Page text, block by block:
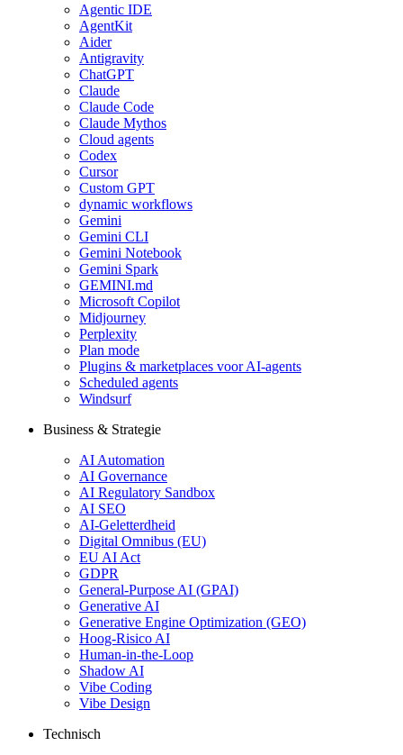
Agentic IDE
AgentKit
Aider
Antigravity
ChatGPT
Claude
Claude Code
Claude Mythos
Cloud agents
Codex
Cursor
Custom GPT
dynamic workflows
Gemini
Gemini CLI
Gemini Notebook
Gemini Spark
GEMINI.md
Microsoft Copilot
Midjourney
Perplexity
Plan mode
Plugins & marketplaces voor AI-agents
Scheduled agents
Windsurf
Business & Strategie
AI Automation
AI Governance
AI Regulatory Sandbox
AI SEO
AI-Geletterdheid
Digital Omnibus (EU)
EU AI Act
GDPR
General-Purpose AI (GPAI)
Generative AI
Generative Engine Optimization (GEO)
Hoog-Risico AI
Human-in-the-Loop
Shadow AI
Vibe Coding
Vibe Design
Technisch